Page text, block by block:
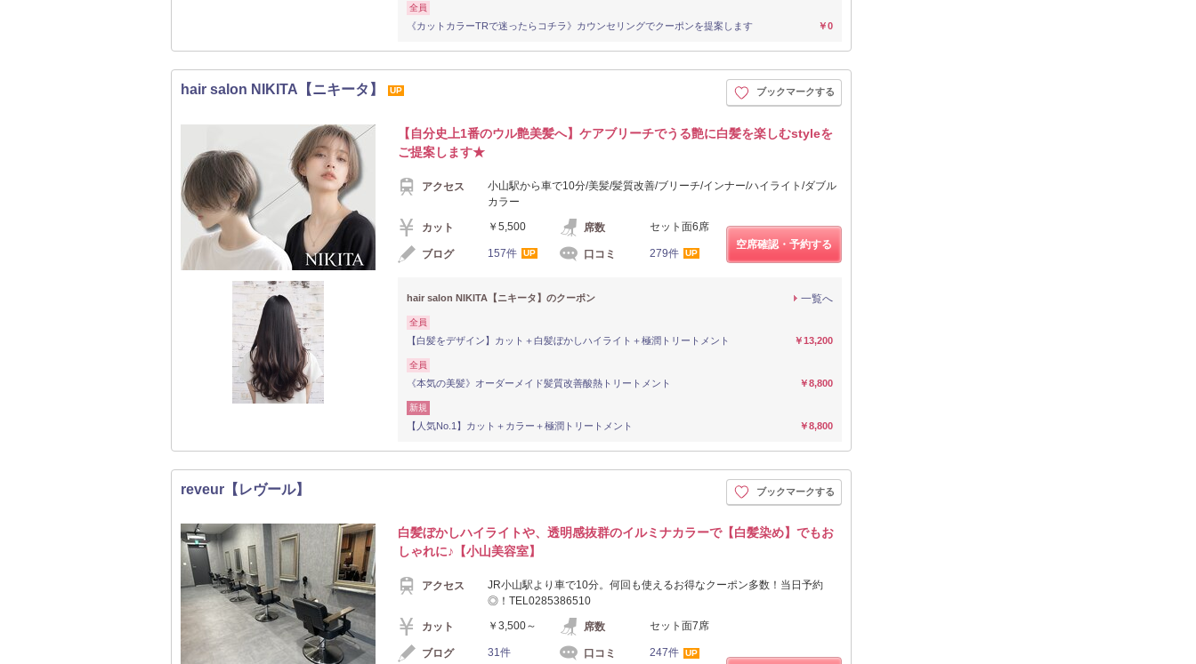
全員
《カットカラーTRで迷ったらコチラ》カウンセリングでクーポンを提案します ￥0
hair salon NIKITA【ニキータ】 UP ブックマークする
【自分史上1番のウル艶美髪へ】ケアブリーチでうる艶に白髪を楽しむstyleを
ご提案します★
アクセス
小山駅から車で10分/美髪/髪質改善/ブリーチ/インナー/ハイライト/ダブル
カラー
カット ￥5,500 席数 セット面6席
ブログ 157件 UP 口コミ 279件 UP
空席確認・予約する
hair salon NIKITA【ニキータ】のクーポン 一覧へ
全員
【白髪をデザイン】カット＋白髪ぼかしハイライト＋極潤トリートメント ￥13,200
全員
《本気の美髪》オーダーメイド髪質改善酸熱トリートメント ￥8,800
新規
【人気No.1】カット＋カラー＋極潤トリートメント ￥8,800
reveur【レヴール】 ブックマークする
白髪ぼかしハイライトや、透明感抜群のイルミナカラーで【白髪染め】でもお
しゃれに♪【小山美容室】
アクセス
JR小山駅より車で10分。何回も使えるお得なクーポン多数！当日予約
◎！TEL0285386510
カット ￥3,500～ 席数 セット面7席
ブログ 31件 口コミ 247件 UP